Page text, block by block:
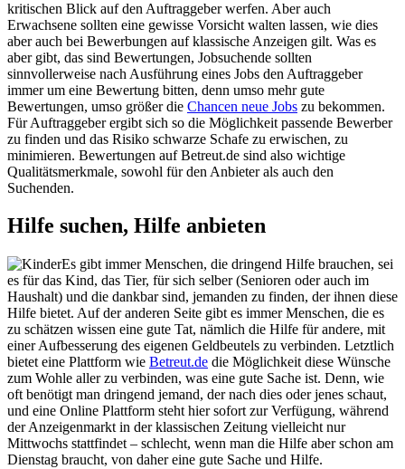
kritischen Blick auf den Auftraggeber werfen. Aber auch
Erwachsene sollten eine gewisse Vorsicht walten lassen, wie dies
aber auch bei Bewerbungen auf klassische Anzeigen gilt. Was es
aber gibt, das sind Bewertungen, Jobsuchende sollten
sinnvollerweise nach Ausführung eines Jobs den Auftraggeber
immer um eine Bewertung bitten, denn umso mehr gute
Bewertungen, umso größer die Chancen neue Jobs zu bekommen.
Für Auftraggeber ergibt sich so die Möglichkeit passende Bewerber
zu finden und das Risiko schwarze Schafe zu erwischen, zu
minimieren. Bewertungen auf Betreut.de sind also wichtige
Qualitätsmerkmale, sowohl für den Anbieter als auch den
Suchenden.
Hilfe suchen, Hilfe anbieten
Es gibt immer Menschen, die dringend Hilfe brauchen, sei
es für das Kind, das Tier, für sich selber (Senioren oder auch im
Haushalt) und die dankbar sind, jemanden zu finden, der ihnen diese
Hilfe bietet. Auf der anderen Seite gibt es immer Menschen, die es
zu schätzen wissen eine gute Tat, nämlich die Hilfe für andere, mit
einer Aufbesserung des eigenen Geldbeutels zu verbinden. Letztlich
bietet eine Plattform wie Betreut.de die Möglichkeit diese Wünsche
zum Wohle aller zu verbinden, was eine gute Sache ist. Denn, wie
oft benötigt man dringend jemand, der nach dies oder jenes schaut,
und eine Online Plattform steht hier sofort zur Verfügung, während
der Anzeigenmarkt in der klassischen Zeitung vielleicht nur
Mittwochs stattfindet – schlecht, wenn man die Hilfe aber schon am
Dienstag braucht, von daher eine gute Sache und Hilfe.